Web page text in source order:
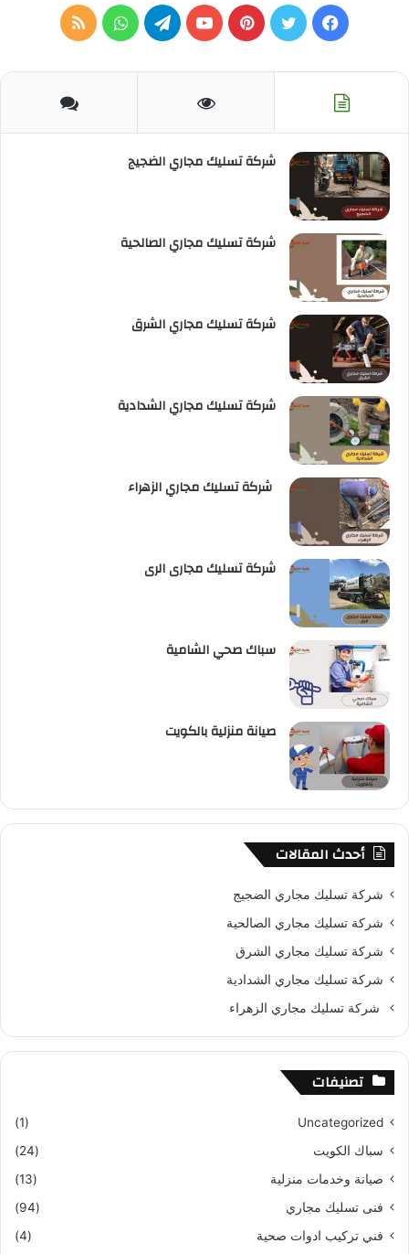
فيسبوكتويتر بينتيريستيوتيوبتيلقرامواتسابملخص
RSS
شركة تسليك مجاري الضجيج
شركة تسليك مجاري الصالحية
شركة تسليك مجاري الشرق
شركة تسليك مجاري الشدادية
شركة تسليك مجاري الزهراء
شركة تسليك مجارى الرى
سباك صحي الشامية
صيانة منزلية بالكويت
أحدث المقالات
شركة تسليك مجاري الضجيج
شركة تسليك مجاري الصالحية
شركة تسليك مجاري الشرق
شركة تسليك مجاري الشدادية
شركة تسليك مجاري الزهراء
تصنيفات
Uncategorized
(1)
سباك الكويت
(24)
صيانة وخدمات منزلية
(13)
فنى تسليك مجاري
(94)
فني تركيب ادوات صحية
(4)